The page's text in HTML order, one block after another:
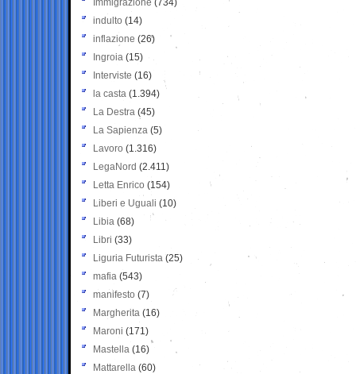
Immigrazione (734)
indulto (14)
inflazione (26)
Ingroia (15)
Interviste (16)
la casta (1.394)
La Destra (45)
La Sapienza (5)
Lavoro (1.316)
LegaNord (2.411)
Letta Enrico (154)
Liberi e Uguali (10)
Libia (68)
Libri (33)
Liguria Futurista (25)
mafia (543)
manifesto (7)
Margherita (16)
Maroni (171)
Mastella (16)
Mattarella (60)